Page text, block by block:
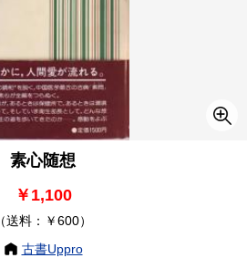
素心随想
￥1,100
（送料：￥600）
古書Uppro